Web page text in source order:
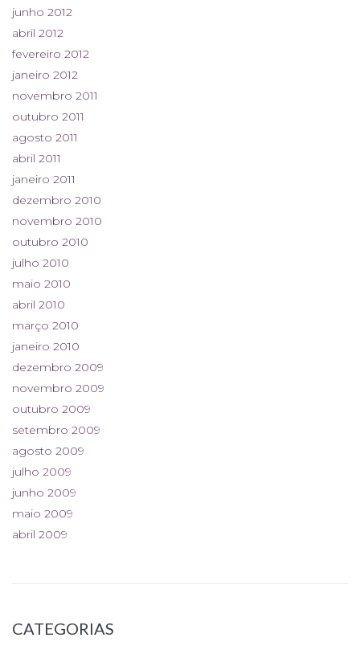
junho 2012
abril 2012
fevereiro 2012
janeiro 2012
novembro 2011
outubro 2011
agosto 2011
abril 2011
janeiro 2011
dezembro 2010
novembro 2010
outubro 2010
julho 2010
maio 2010
abril 2010
março 2010
janeiro 2010
dezembro 2009
novembro 2009
outubro 2009
setembro 2009
agosto 2009
julho 2009
junho 2009
maio 2009
abril 2009
CATEGORIAS